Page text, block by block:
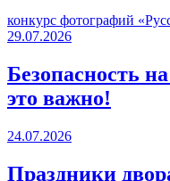
конкурс фотографий
29.07.2026
Безопасность
это важно!
24.07.2026
Праздники